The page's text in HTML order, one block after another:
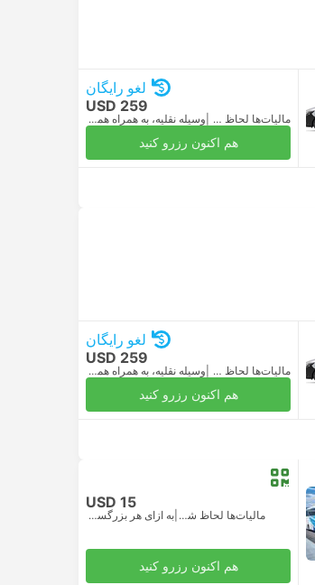
لغو رایگان
USD 259
مالیات‌ها لحاظ شده وسیله نقلیه، به همراه همه‌چیز
هم اکنون رزرو کنید
لغو رایگان
USD 259
مالیات‌ها لحاظ شده وسیله نقلیه، به همراه همه‌چیز
هم اکنون رزرو کنید
USD 15
مالیات‌ها لحاظ شده | به ازای هر بزرگسال
هم اکنون رزرو کنید